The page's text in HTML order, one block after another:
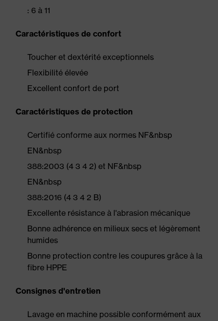
: 6 à 11
Caractéristiques de confort
Toucher et dextérité exceptionnels
Flexibilité élevée
Excellent confort de port
Caractéristiques de protection
Certifié conforme aux normes NF&nbsp
EN&nbsp
388:2003 (4 3 4 2) et NF&nbsp
EN&nbsp
388:2016 (4 3 4 2 B)
Excellente résistance à l'abrasion mécanique
Bonne adhérence en milieux secs et légèrement
humides
Bonne protection contre les coupures grâce à la
fibre HPPE
Consignes d'entretien
Lavage en machine possible conformément aux